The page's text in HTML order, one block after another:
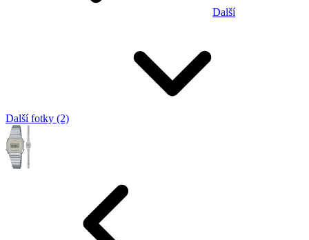
Další
Další fotky (2)